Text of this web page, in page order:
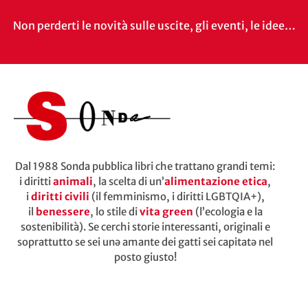
Non perderti le novità sulle uscite, gli eventi, le idee…
Dal 1988 Sonda pubblica libri che trattano grandi temi:
i dirittianimali, la scelta di un’alimentazione etica,
idiritti civili (il femminismo, i diritti LGBTQIA+),
il benessere, lo stile divita green (l’ecologia e la
sostenibilità). Se cerchi storie interessanti, originali e
soprattutto se sei unə amante dei gatti sei capitatə nel
posto giusto!